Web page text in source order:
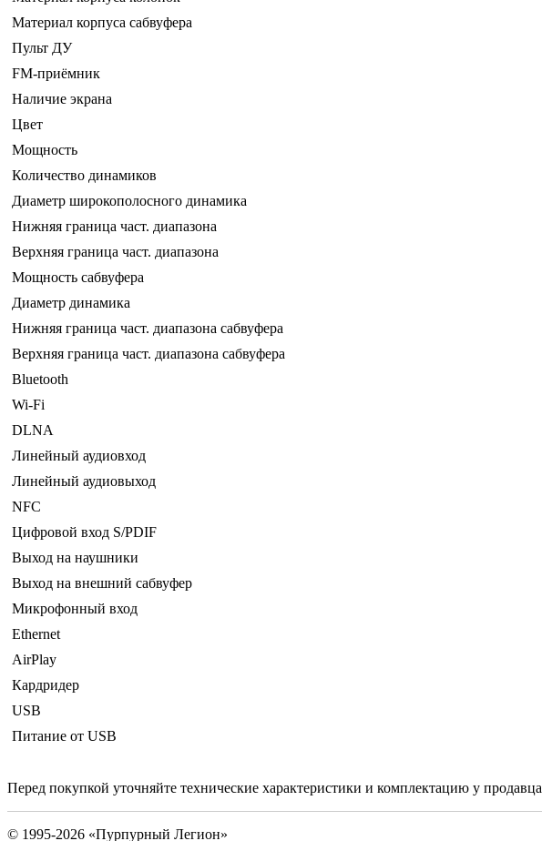
Материал корпуса сабвуфера
Пульт ДУ
FM-приёмник
Наличие экрана
Цвет
Мощность
Количество динамиков
Диаметр широкополосного динамика
Нижняя граница част. диапазона
Верхняя граница част. диапазона
Мощность сабвуфера
Диаметр динамика
Нижняя граница част. диапазона сабвуфера
Верхняя граница част. диапазона сабвуфера
Bluetooth
Wi-Fi
DLNA
Линейный аудиовход
Линейный аудиовыход
NFC
Цифровой вход S/PDIF
Выход на наушники
Выход на внешний сабвуфер
Микрофонный вход
Ethernet
AirPlay
Кардридер
USB
Питание от USB
Перед покупкой уточняйте технические характеристики и комплектацию у продавца
© 1995-2026 «Пурпурный Легион»